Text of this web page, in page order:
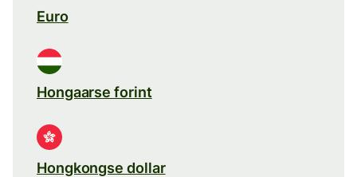
Euro
Hongaarse forint
Hongkongse dollar